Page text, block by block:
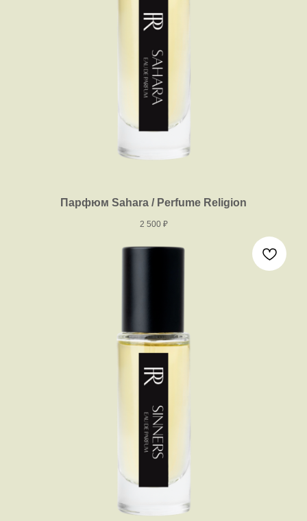
Парфюм Sahara / Perfume Religion
2 500 ₽